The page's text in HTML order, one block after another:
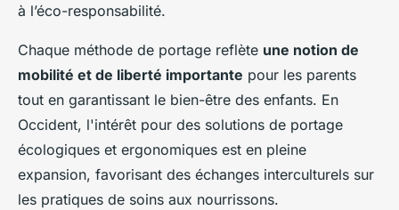
à l’éco-responsabilité.
Chaque méthode de portage reflète une notion de
mobilité et de liberté importante pour les parents
tout en garantissant le bien-être des enfants. En
Occident, l'intérêt pour des solutions de portage
écologiques et ergonomiques est en pleine
expansion, favorisant des échanges interculturels sur
les pratiques de soins aux nourrissons.